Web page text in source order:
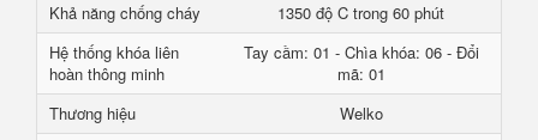
Khả năng chống cháy
1350 độ C trong 60 phút
Hệ thống khóa liên
hoàn thông minh
Tay cầm: 01 - Chìa khóa: 06 - Đổi
mã: 01
Thương hiệu
Welko